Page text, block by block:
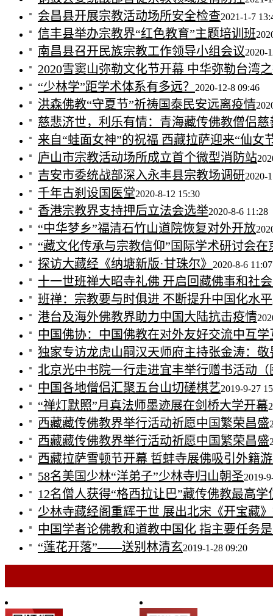
会昌县开展宗教活动场所安全检查2021-1-7
信丰县举办宗教界“红色教育”主题培训班
南昌县召开民族宗教工作领导小组会议2020-
2020雪窦山弥勒文化节开幕 中华弥勒台湾
“少林学”距学术体系有多远？
2020-12-8 09:46
洪森佛教“守夏节”祈祷国泰民安远离疫情
慈悲济世，利乐有情：青海藏传佛教僧侣慈
来自“蛙面女神”的祝福 西藏拉萨迎来“仙女
庐山市宗教活动场所成立首个微型消防站
吉安市委统战部深入永丰县宗教场调研2020-
千年古刹设国医堂2020-8-12 15:30
香港宗教界支持押后立法会选举2020-8-6 11:28
“中华梦乡”福清石竹山道院恢复对外开放
“藏文化传承与宗教信仰”国际学术研讨会在
探访大藏经《纳塘新版·甘珠尔》
2020-8-6 11:07
十一世班禅大昭寺礼佛 开启回藏佛事和社
班禅：宗教要与时俱进 不断提升中国化水平
港台及海外佛教界助力中国大陆抗击疫情
中国佛协：中国佛教在对外友好交流中互学
独家专访龙虎山嗣汉天师府主持张金涛：
北京光中书院一行走进宜丰举行赠书活动（
中国各地僧侣汇聚五台山切磋棋艺2019-9-27
“禅灯默照”月真法师墨迹展在剑桥大学开幕
西藏藏传佛教界举行活动祈愿中国繁荣昌盛
西藏藏传佛教界举行活动祈愿中国繁荣昌盛
西藏拉萨雪顿节开幕 哲蚌寺展佛吸引外籍
58名美国少林“洋弟子”少林寺归山朝圣2019-
12名僧人获得“格西拉让巴”藏传佛教最高学
少林寺藏经阁重辉于世 展出北宋《开宝藏
中国学者论佛教和道教中国化 指主要任务
“莲花开落”——送别林清玄2019-1-28 09:20